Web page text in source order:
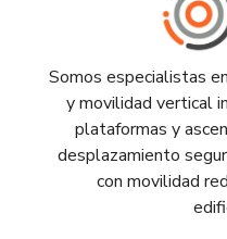
Somos especialistas
y movilidad vertical
plataformas y
desplazamiento
con movilidad